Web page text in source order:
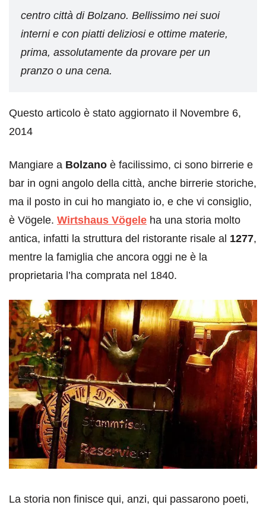
centro città di Bolzano. Bellissimo nei suoi
interni e con piatti deliziosi e ottime materie,
prima, assolutamente da provare per un
pranzo o una cena.
Questo articolo è stato aggiornato il Novembre 6,
2014
Mangiare a Bolzano è facilissimo, ci sono birrerie e
bar in ogni angolo della città, anche birrerie storiche,
ma il posto in cui ho mangiato io, e che vi consiglio,
è Vögele. Wirtshaus Vögele ha una storia molto
antica, infatti la struttura del ristorante risale al 1277,
mentre la famiglia che ancora oggi ne è la
proprietaria l’ha comprata nel 1840.
La storia non finisce qui, anzi, qui passarono poeti,